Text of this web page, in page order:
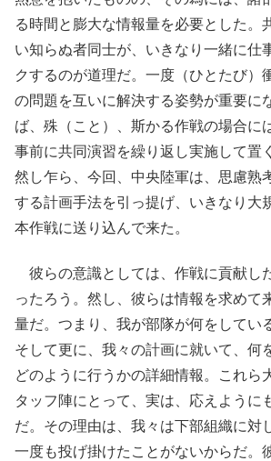
る時間と膨大な情報量を必要とした。
い知らぬ者同士が、いきなり一緒に仕
クするのが道理だ。一度（ひとたび）
の問題を互いに解決する姿勢が重要に
ば、殊（こと）、斯かる作戦の場合に
事前に共同演習を繰り返し実施して置
然し乍ら、今回、中央陸軍は、思慮熟
する計画手法を引っ提げ、いきなり大
本作戦に送り込んで来た。
彼らの意識としては、作戦に貢献し
ったろう。然し、彼らは情報を求めて
量だ。つまり、我が部隊が何をしてい
そして更に、我々の計画に就いて、何
どのように行うかの詳細情報。これら
タッフ陣にとって、実は、応えように
だ。その理由は、我々は下部組織に対
一度も投げ掛けたことがないからだ。